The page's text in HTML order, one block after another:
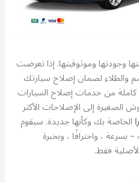
وجودتها وموثوقيتها. إذا تعرضت
والطلاء لضمان إصلاح سيارتك
من خدمات إصلاح السيارات
الصغيرة إلى الإصلاحات الأكثر
الخاصة بك وكأنها جديدة. سيقوم
بسرعة ، واحترافًا ، وبخبرة
فقط.